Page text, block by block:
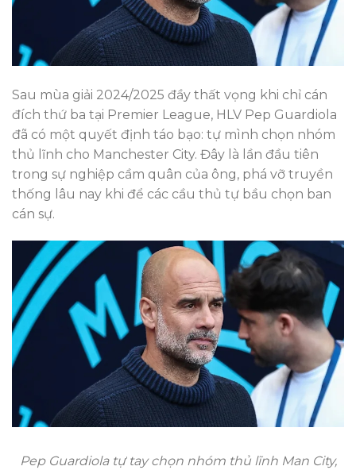
Sau mùa giải 2024/2025 đầy thất vọng khi chỉ cán
đích thứ ba tại Premier League, HLV Pep Guardiola
đã có một quyết định táo bạo: tự mình chọn nhóm
thủ lĩnh cho Manchester City. Đây là lần đầu tiên
trong sự nghiệp cầm quân của ông, phá vỡ truyền
thống lâu nay khi để các cầu thủ tự bầu chọn ban
cán sự.
Pep Guardiola tự tay chọn nhóm thủ lĩnh Man City,